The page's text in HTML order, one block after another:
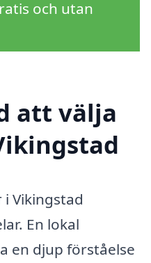
och utan
att välja
Vikingstad
En lokal
en djup förståelse